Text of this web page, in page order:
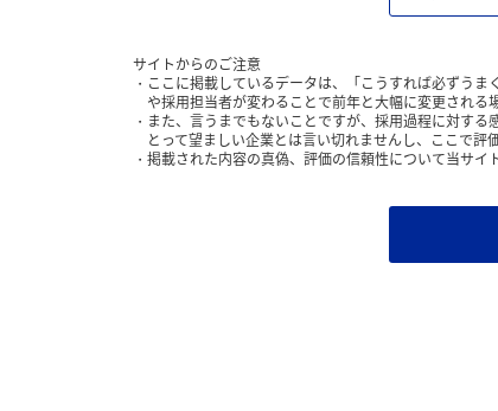
サイトからのご注意
ここに掲載しているデータは、「こうすれば必ずう
や採用担当者が変わることで前年と大幅に変更される
また、言うまでもないことですが、採用過程に対す
とって望ましい企業とは言い切れませんし、ここで評
掲載された内容の真偽、評価の信頼性について当サイ